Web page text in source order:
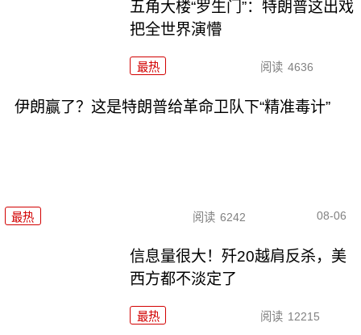
五角大楼“罗生门”：特朗普这出戏
把全世界演懵
最热 阅读 4636
伊朗赢了？这是特朗普给革命卫队下“精准毒计”
最热 阅读 6242 08-06
信息量很大！歼20越肩反杀，美
西方都不淡定了
最热 阅读 12215